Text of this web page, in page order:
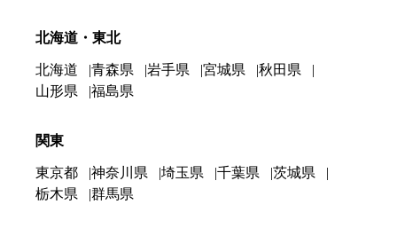
北海道・東北
北海道 青森県 岩手県 宮城県
秋田県
山形県
福島県
関東
東京都 神奈川県 埼玉県 千葉県
茨城県
栃木県
群馬県